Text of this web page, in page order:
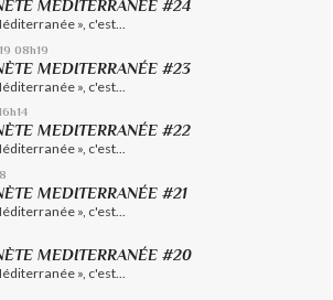
MEDITERRANÉE #24
», c'est...
08h19
MEDITERRANÉE #23
», c'est...
16h14
MEDITERRANÉE #22
», c'est...
MEDITERRANÉE #21
», c'est...
MEDITERRANÉE #20
», c'est...